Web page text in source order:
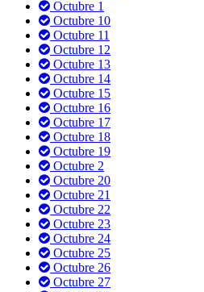
Octubre 1
Octubre 10
Octubre 11
Octubre 12
Octubre 13
Octubre 14
Octubre 15
Octubre 16
Octubre 17
Octubre 18
Octubre 19
Octubre 2
Octubre 20
Octubre 21
Octubre 22
Octubre 23
Octubre 24
Octubre 25
Octubre 26
Octubre 27